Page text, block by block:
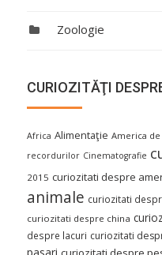
Zoologie
CURIOZITĂŢI
Africa Alimentaţie America de
recordurilor Cinematografie
2015 curiozitati despre
animale curiozitati
curiozitati despre china
despre lacuri curiozitati